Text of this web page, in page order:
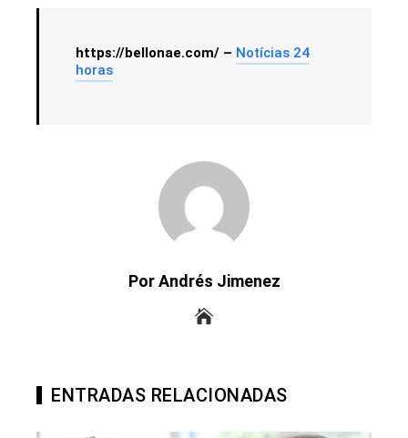
https://bellonae.com/ – Notícias 24
horas
Por Andrés Jimenez
ENTRADAS RELACIONADAS